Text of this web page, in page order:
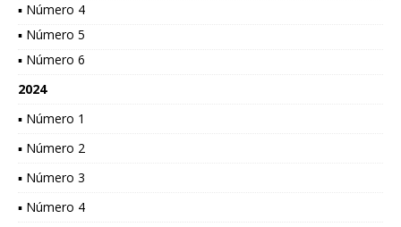
▪ Número 4
▪ Número 5
▪ Número 6
2024
▪ Número 1
▪ Número 2
▪ Número 3
▪ Número 4